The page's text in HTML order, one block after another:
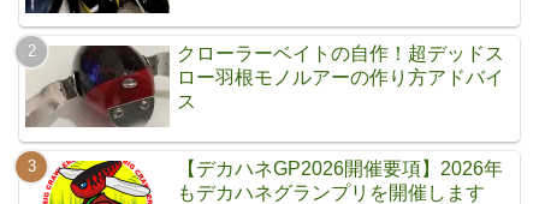
クローラーベイトの自作！超デッドス
ロー羽根モノルアーの作り方アドバイ
ス
【デカハネGP2026開催要項】2026年
もデカハネグランプリを開催します